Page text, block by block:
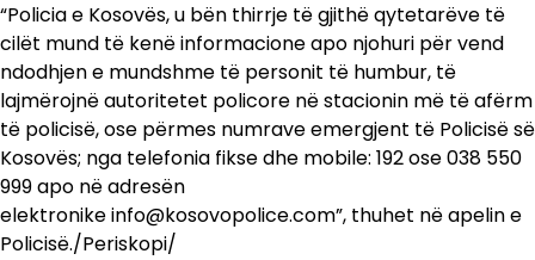
“Policia e Kosovës, u bën thirrje të gjithë qytetarëve të
cilët mund të kenë informacione apo njohuri për vend
ndodhjen e mundshme të personit të humbur, të
lajmërojnë autoritetet policore në stacionin më të afërm
të policisë, ose përmes numrave emergjent të Policisë së
Kosovës; nga telefonia fikse dhe mobile: 192 ose 038 550
999 apo në adresën
elektronike info@kosovopolice.com”, thuhet në apelin e
Policisë./Periskopi/